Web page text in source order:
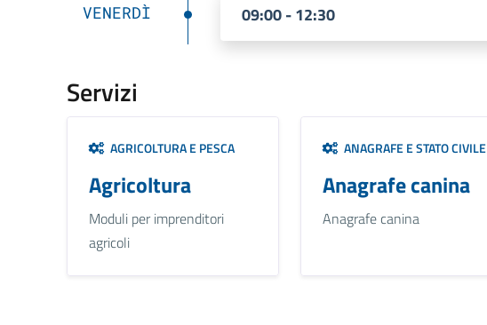
VENERDÌ 09:00 - 12:30
Servizi
AGRICOLTURA E PESCA
Agricoltura
Moduli per imprenditori
agricoli
ANAGRAFE E STATO CIVILE
Anagrafe canina
Anagrafe canina